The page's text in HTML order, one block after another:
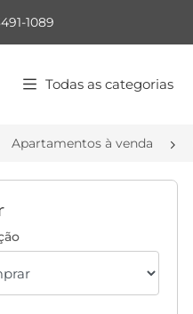
1089
Todas as categorias
Apartamentos à venda